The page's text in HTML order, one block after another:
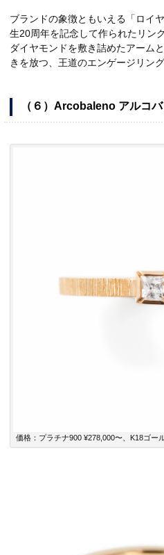
ブランドの象徴ともいえる「ロイ
生20周年を記念して作られたリング
ダイヤモンドを敷き詰めたアーム
きを放つ、王道のエンゲージリン
（６）Arcobaleno アルコ
価格：プラチナ900 ¥278,000〜、K18ゴー